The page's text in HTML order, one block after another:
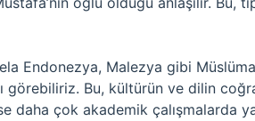
Endonezya, Malezya gibi
görebiliriz. Bu, kültürün ve dilin
daha çok akademik çalışmalarda